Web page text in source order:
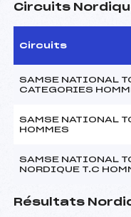
Circuits
Circuits
SAMSE NATIONAL
CATEGORIES
SAMSE NATIONAL
HOMMES
SAMSE NATIONAL
NORDIQUE T.C
Résultats